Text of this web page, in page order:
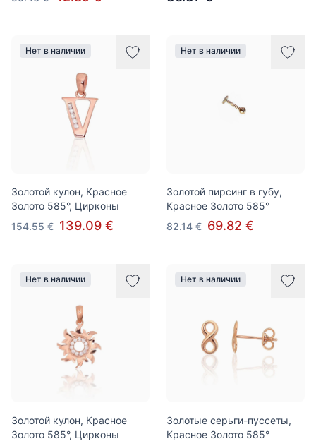
Нет в наличии
Золотой кулон, Красное
Золото 585°, Цирконы
154.55 € 139.09 €
Нет в наличии
Золотой пирсинг в губу,
Красное Золото 585°
82.14 € 69.82 €
Нет в наличии
Золотой кулон, Красное
Золото 585°, Цирконы
Нет в наличии
Золотые серьги-пуссеты,
Красное Золото 585°